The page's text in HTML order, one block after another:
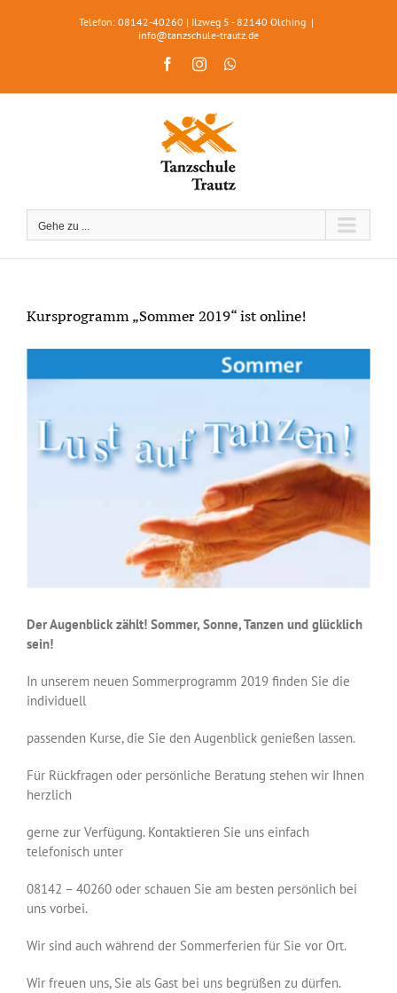
Telefon: 08142-40260 | Ilzweg 5 - 82140 Olching |
info@tanzschule-trautz.de
FacebookInstagram
Gehe zu ...
Kursprogramm „Sommer 2019“ ist online!
grösseres
Der Augenblick zählt! Sommer, Sonne, Tanzen und glücklich
sein!
In unserem neuen Sommerprogramm 2019 finden Sie die
individuell
passenden Kurse, die Sie den Augenblick genießen lassen.
Für Rückfragen oder persönliche Beratung stehen wir Ihnen
herzlich
gerne zur Verfügung. Kontaktieren Sie uns einfach
telefonisch unter
08142 – 40260 oder schauen Sie am besten persönlich bei
uns vorbei.
Wir sind auch während der Sommerferien für Sie vor Ort.
Wir freuen uns, Sie als Gast bei uns begrüßen zu dürfen.